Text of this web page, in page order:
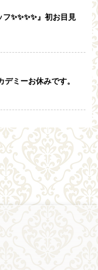
✨✨✨✨』初お目見
ミーお休みです。